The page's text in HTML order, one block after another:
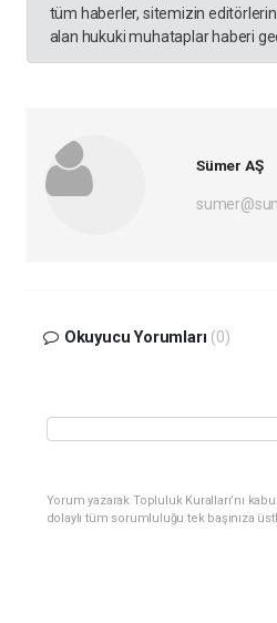
tüm haberler, sitemizin
alan hukuki muhataplar haberi
Sümer AŞ
Okuyucu Yorumları (0)
Yorum yazarak Topluluk Kuralları’nı
dolaylı tüm sorumluluğu tek başınıza